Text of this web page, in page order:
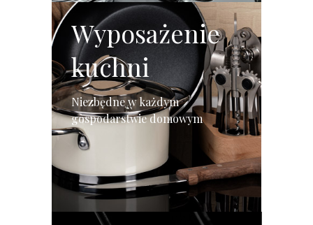
Wyposażenie
kuchni
Niezbędne w każdym
gospodarstwie domowym